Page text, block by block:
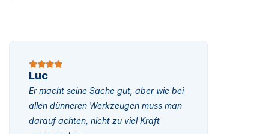
Luc
Er macht seine Sache gut, aber wie bei
allen dünneren Werkzeugen muss man
darauf achten, nicht zu viel Kraft